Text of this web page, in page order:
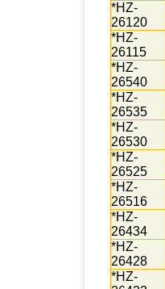
*HZ-
26120
*HZ-
26115
*HZ-
26540
*HZ-
26535
*HZ-
26530
*HZ-
26525
*HZ-
26516
*HZ-
26434
*HZ-
26428
*HZ-